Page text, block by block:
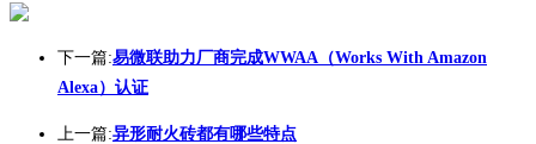
下一篇:易微联助力厂商完成WWAA（Works With Amazon
Alexa）认证
上一篇:异形耐火砖都有哪些特点